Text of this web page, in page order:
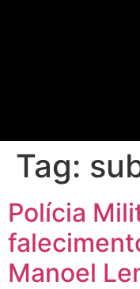
Tag:
Polícia
Manoel